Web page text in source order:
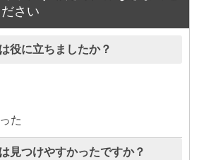
さい
役に立ちましたか？
た
見つけやすかったですか？